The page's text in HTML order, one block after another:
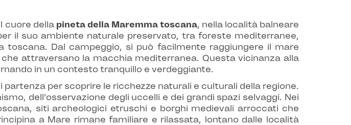
cuore della pineta della Maremma toscana, nella località balneare
il suo ambiente naturale preservato, tra foreste mediterranee,
Dal campeggio, si può facilmente raggiungere il mare
attraversano la macchia mediterranea. Questa vicinanza alla
in un contesto tranquillo e verdeggiante.
per scoprire le ricchezze naturali e culturali della regione.
dell'osservazione degli uccelli e dei grandi spazi selvaggi. Nei
siti archeologici etruschi e borghi medievali arroccati che
a Mare rimane familiare e rilassata, lontano dalle località